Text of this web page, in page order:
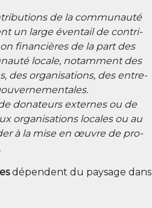
de la com­mu­nau­té
un large éven­tail de contri­
finan­cières de la part des
locale, notam­ment des
des orga­ni­sa­tions, des entre­
dona­teurs externes ou de
orga­ni­sa­tions locales ou au
à la mise en œuvre de pro­
dépendent du pay­sage dans